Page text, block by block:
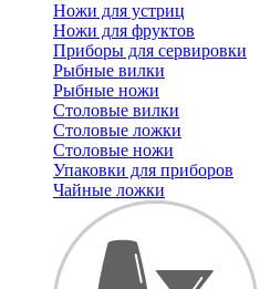
Ножи для устриц
Ножи для фруктов
Приборы для сервировки
Рыбные вилки
Рыбные ножи
Столовые вилки
Столовые ложки
Столовые ножи
Упаковки для приборов
Чайные ложки